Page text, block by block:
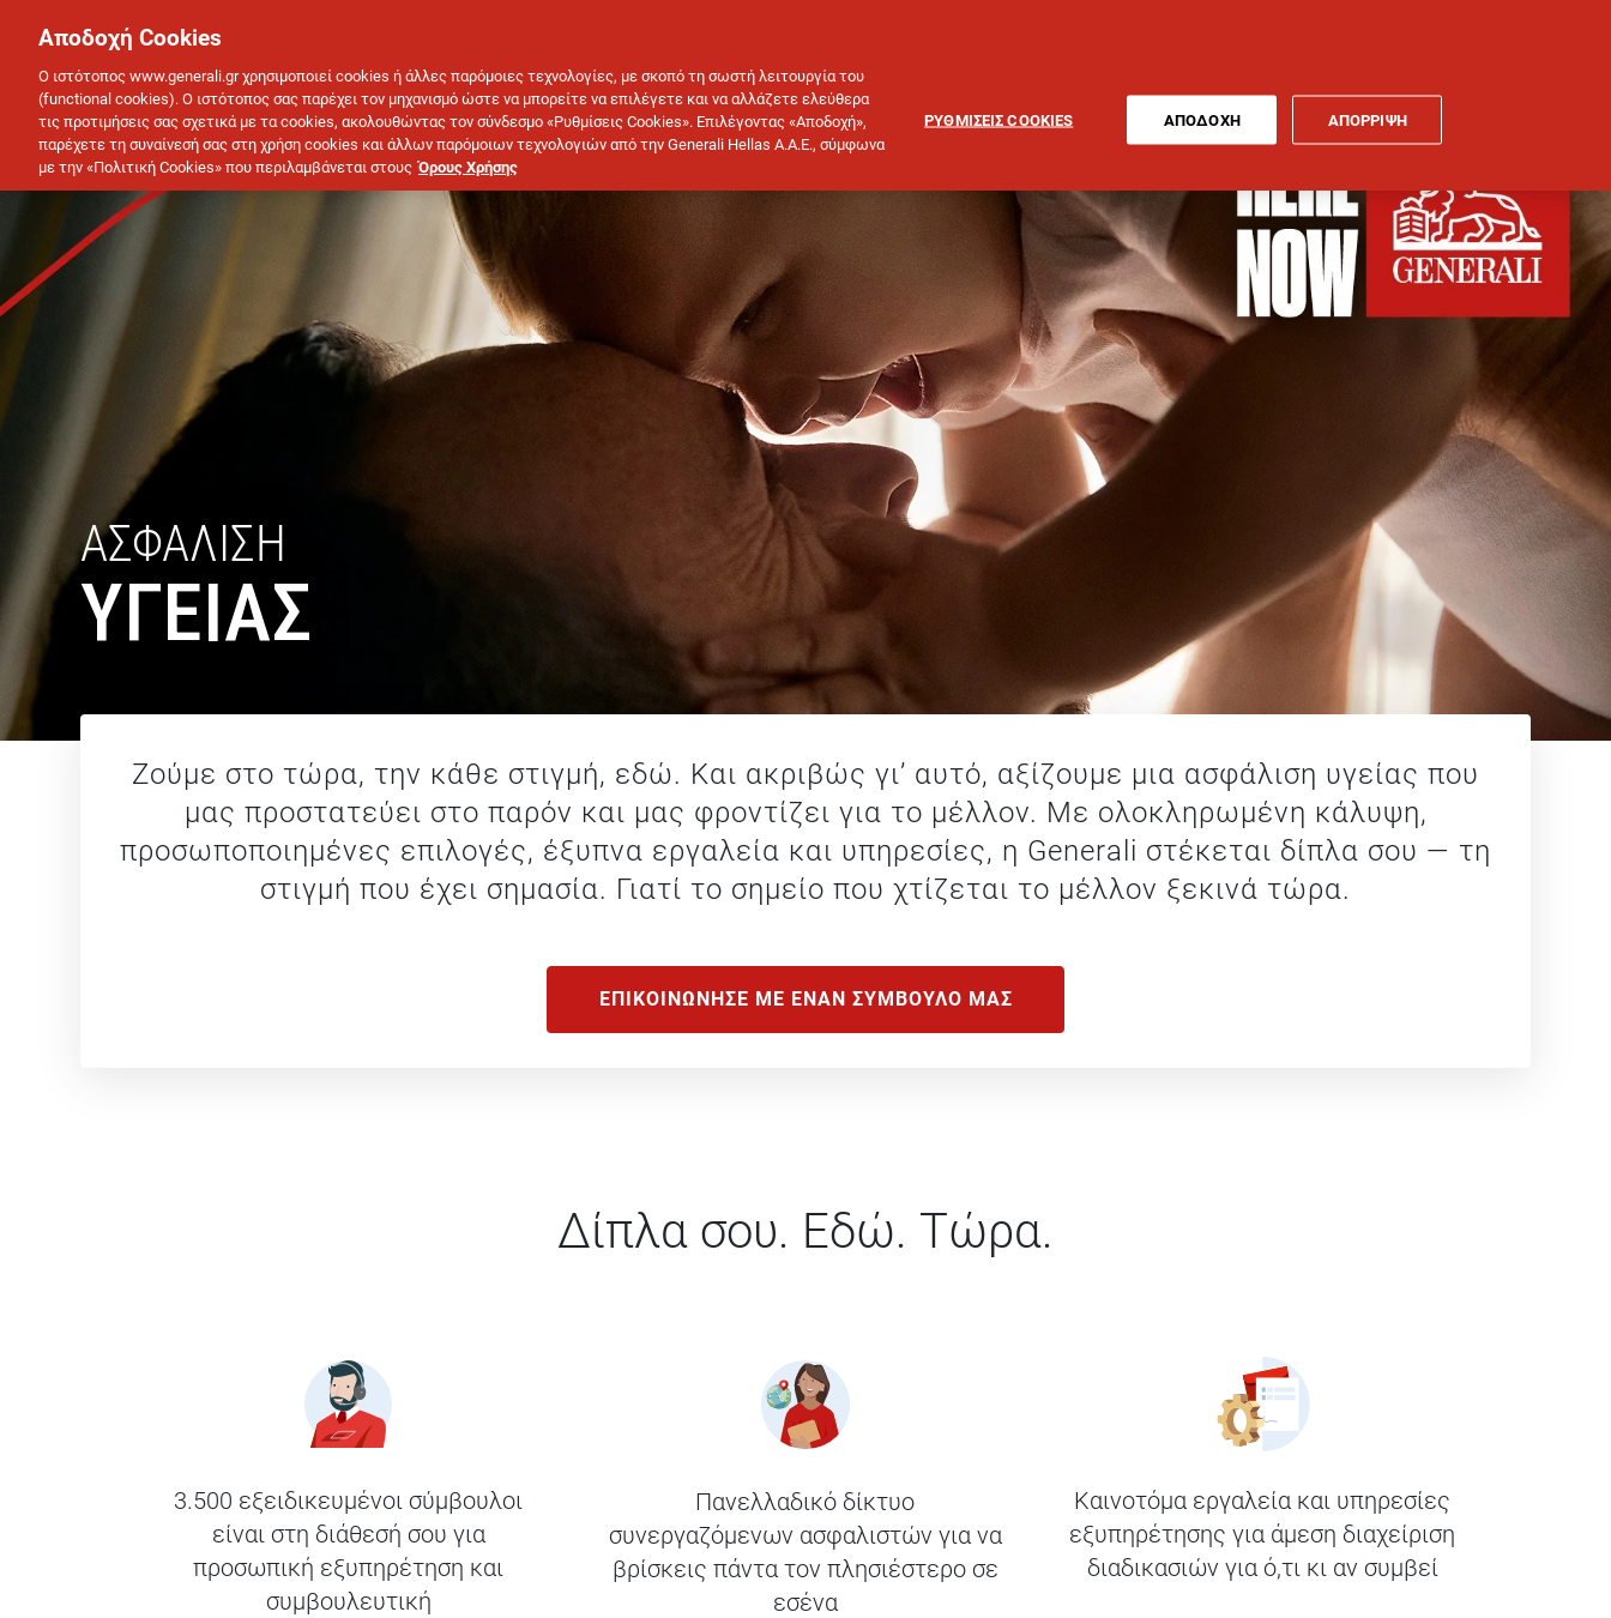
ΑΣΦΑΛΙΣΗ
ΥΓΕΙΑΣ
Ζούμε στο τώρα, την κάθε στιγμή, εδώ. Και ακριβώς γι’ αυτό, αξίζουμε μια ασφάλιση υγείας που
μας προστατεύει στο παρόν και μας φροντίζει για το μέλλον. Με ολοκληρωμένη κάλυψη,
προσωποποιημένες επιλογές, έξυπνα εργαλεία και υπηρεσίες, η Generali στέκεται δίπλα σου — τη
στιγμή που έχει σημασία. Γιατί το σημείο που χτίζεται το μέλλον ξεκινά τώρα.
ΕΠΙΚΟΙΝΩΝΗΣΕ ΜΕ ΕΝΑΝ ΣΥΜΒΟΥΛΟ ΜΑΣ
Δίπλα σου. Εδώ. Τώρα.
3.500 εξειδικευμένοι σύμβουλοι
είναι στη διάθεσή σου για
προσωπική εξυπηρέτηση και
συμβουλευτική
Πανελλαδικό δίκτυο
συνεργαζόμενων ασφαλιστών για να
βρίσκεις πάντα τον πλησιέστερο σε
εσένα
Καινοτόμα εργαλεία και υπηρεσίες
εξυπηρέτησης για άμεση διαχείριση
διαδικασιών για ό,τι κι αν συμβεί
Αποδοχή Cookies
Ο ιστότοπος www.generali.gr χρησιμοποιεί cookies ή άλλες παρόμοιες τεχνολογίες, με σκοπό τη σωστή λειτουργία του
(functional cookies). Ο ιστότοπος σας παρέχει τον μηχανισμό ώστε να μπορείτε να επιλέγετε και να αλλάζετε ελεύθερα
τις προτιμήσεις σας σχετικά με τα cookies, ακολουθώντας τον σύνδεσμο «Ρυθμίσεις Cookies». Επιλέγοντας «Αποδοχή»,
παρέχετε τη συναίνεσή σας στη χρήση cookies και άλλων παρόμοιων τεχνολογιών από την Generali Hellas A.A.E., σύμφωνα
με την «Πολιτική Cookies» που περιλαμβάνεται στους Όρους Χρήσης
ΡΥΘΜΙΣΕΙΣ COOKIES ΑΠΟΡΡΙΨΗ
ΑΠΟΔΟΧΗ